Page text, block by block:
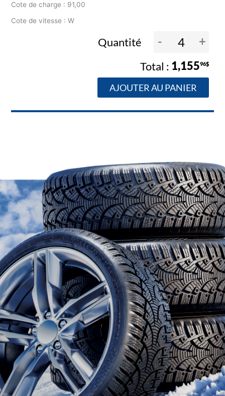
Cote de charge : 91,00
Cote de vitesse : W
Quantité - +
1,15596$
AJOUTER AU PANIER